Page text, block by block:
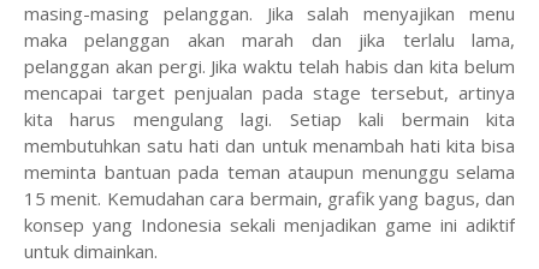
masing-masing pelanggan. Jika salah menyajikan menu
maka pelanggan akan marah dan jika terlalu lama,
pelanggan akan pergi. Jika waktu telah habis dan kita belum
mencapai target penjualan pada stage tersebut, artinya
kita harus mengulang lagi. Setiap kali bermain kita
membutuhkan satu hati dan untuk menambah hati kita bisa
meminta bantuan pada teman ataupun menunggu selama
15 menit. Kemudahan cara bermain, grafik yang bagus, dan
konsep yang Indonesia sekali menjadikan game ini adiktif
untuk dimainkan.